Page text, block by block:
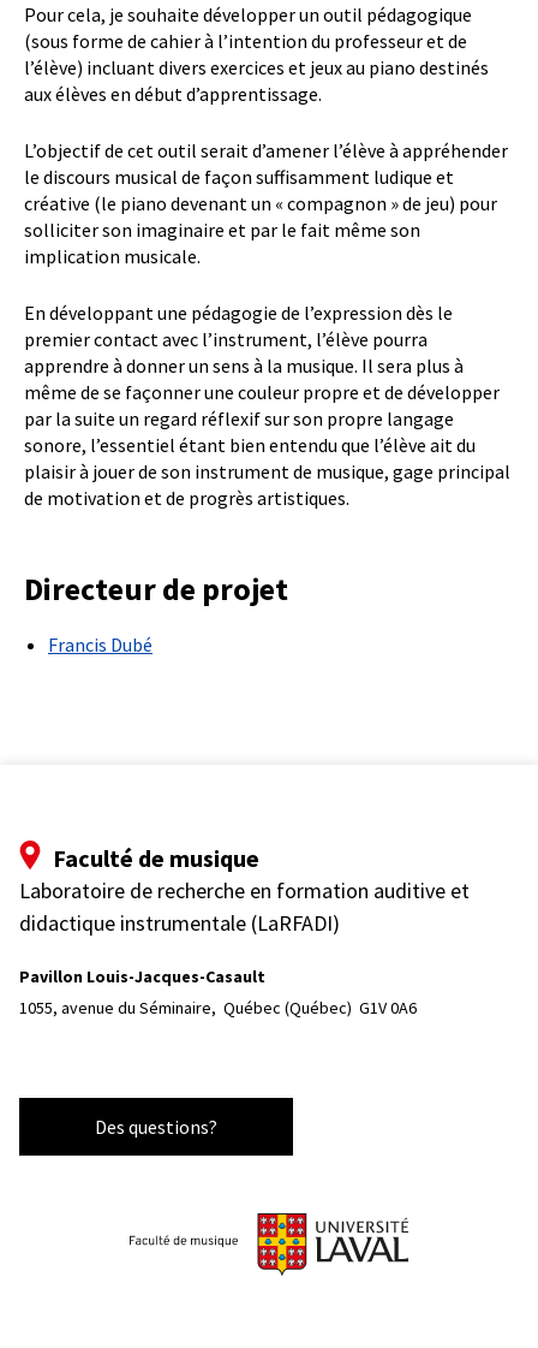
Pour cela, je souhaite développer un outil pédagogique
(sous forme de cahier à l’intention du professeur et de
l’élève) incluant divers exercices et jeux au piano destinés
aux élèves en début d’apprentissage.
L’objectif de cet outil serait d’amener l’élève à appréhender
le discours musical de façon suffisamment ludique et
créative (le piano devenant un « compagnon » de jeu) pour
solliciter son imaginaire et par le fait même son
implication musicale.
En développant une pédagogie de l’expression dès le
premier contact avec l’instrument, l’élève pourra
apprendre à donner un sens à la musique. Il sera plus à
même de se façonner une couleur propre et de développer
par la suite un regard réflexif sur son propre langage
sonore, l’essentiel étant bien entendu que l’élève ait du
plaisir à jouer de son instrument de musique, gage principal
de motivation et de progrès artistiques.
Directeur de projet
Francis Dubé
Faculté de musique
Laboratoire de recherche en formation auditive et
didactique instrumentale (LaRFADI)
Pavillon Louis-Jacques-Casault
1055, avenue du Séminaire, Québec (Québec)  G1V 0A6
Des questions?